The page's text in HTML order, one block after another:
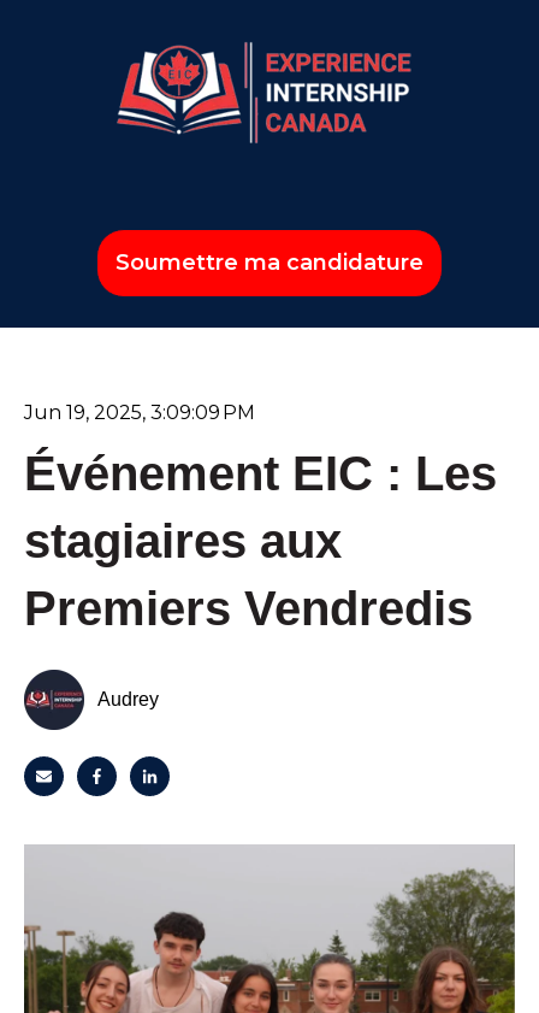
Soumettre ma candidature
Jun 19, 2025, 3:09:09 PM
Événement EIC : Les
stagiaires aux
Premiers Vendredis
Audrey